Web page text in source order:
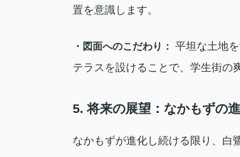
置を意識します。
・図面へのこだわり： 平坦な土地
テラスを設けることで、学生街の
5. 将来の展望：なかもずの
なかもずが進化し続ける限り、白